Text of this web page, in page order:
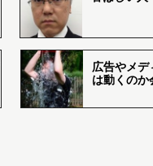
広告やメデ
は動くのか